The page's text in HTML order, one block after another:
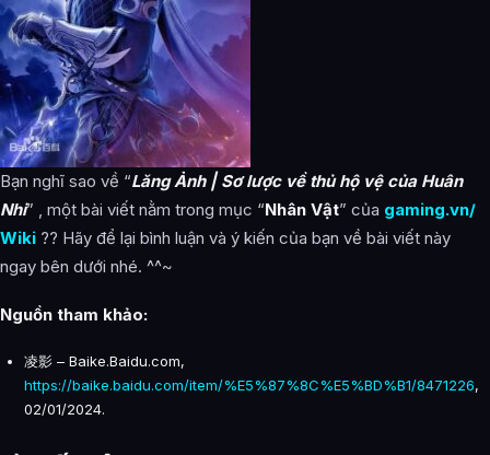
Bạn nghĩ sao về “Lăng Ảnh | Sơ lược về thủ hộ vệ của Huân
Nhi” , một bài viết nằm trong mục “Nhân Vật” của gaming.vn/
Wiki ?? Hãy để lại bình luận và ý kiến của bạn về bài viết này
ngay bên dưới nhé. ^^~
Nguồn tham khảo:
凌影 – Baike.Baidu.com,
https://baike.baidu.com/item/%E5%87%8C%E5%BD%B1/8471226,
02/01/2024.